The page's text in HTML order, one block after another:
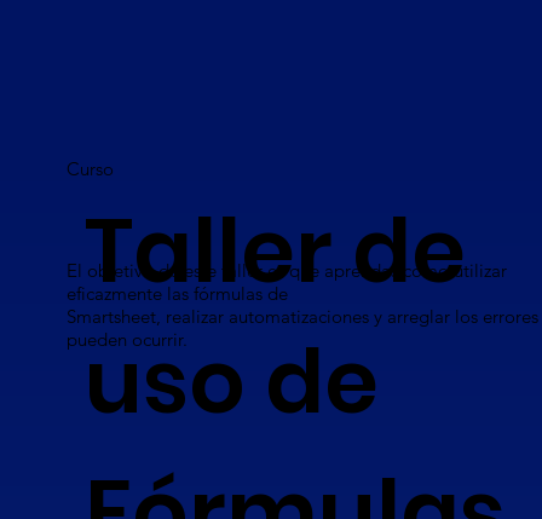
Taller de
uso de
Curso
El objetivo de este taller es que aprendas cómo utilizar
eficazmente las fórmulas de
Smartsheet, realizar automatizaciones y arreglar los
pueden ocurrir.